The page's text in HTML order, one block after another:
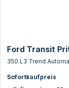
Ford Transit
350 L3 Trend
Sofortkaufpreis